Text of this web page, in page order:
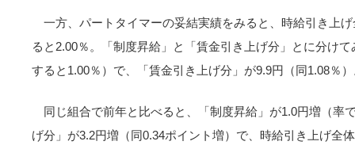
一方、パートタイマーの妥結実績をみると、時給引き上
ると2.00％。「制度昇給」と「賃金引き上げ分」とに分け
すると1.00％）で、「賃金引き上げ分」が9.9円（同1.08％
同じ組合で前年と比べると、「制度昇給」が1.0円増（率
げ分」が3.2円増（同0.34ポイント増）で、時給引き上げ全